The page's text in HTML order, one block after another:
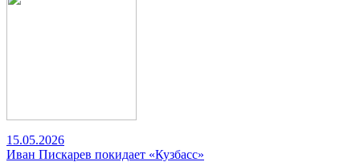
15.05.2026
Иван Пискарев покидает «Кузбасс»